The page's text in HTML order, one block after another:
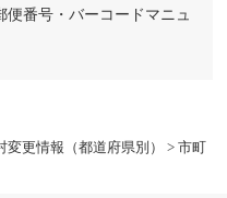
変更情報（都道府県別）
> 市町
便番号・バーコードマニュ